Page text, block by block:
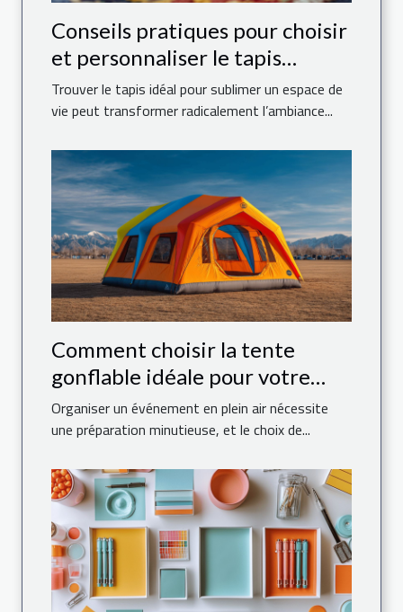
Conseils pratiques pour choisir
et personnaliser le tapis
parfait pour votre maison
Trouver le tapis idéal pour sublimer un espace de
vie peut transformer radicalement l’ambiance...
Comment choisir la tente
gonflable idéale pour votre
événement
Organiser un événement en plein air nécessite
une préparation minutieuse, et le choix de...